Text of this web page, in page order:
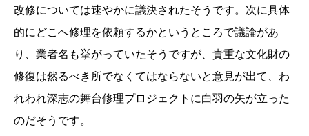
改修については速やかに議決されたそうです。次に具体
的にどこへ修理を依頼するかというところで議論があ
り、業者名も挙がっていたそうですが、貴重な文化財の
修復は然るべき所でなくてはならないと意見が出て、わ
れわれ深志の舞台修理プロジェクトに白羽の矢が立った
のだそうです。